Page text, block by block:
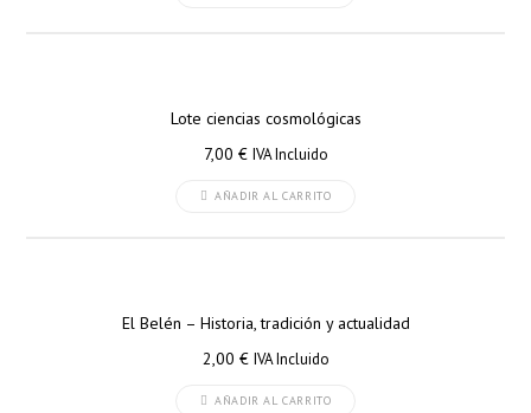
Lote ciencias cosmológicas
7,00 € IVA Incluido
AÑADIR AL CARRITO
El Belén – Historia, tradición y actualidad
2,00 € IVA Incluido
AÑADIR AL CARRITO